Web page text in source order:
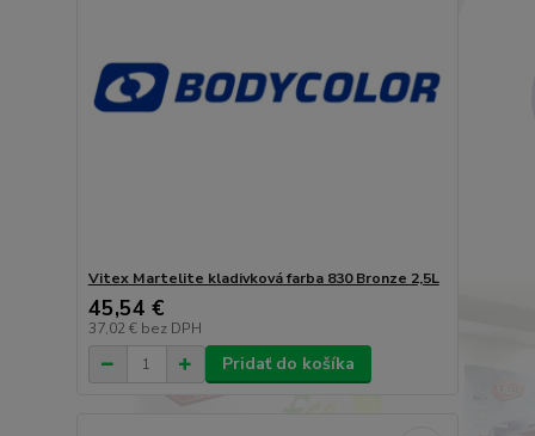
Vitex Martelite kladivková farba 830 Bronze 2,5L
45,54 €
37,02 € bez DPH
Pridať do košíka